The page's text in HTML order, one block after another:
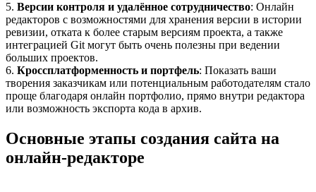
5. Версии контроля и удалённое сотрудничество: Онлайн
редакторов с возможностями для хранения версии в истории
ревизии, отката к более старым версиям проекта, а также
интеграцией Git могут быть очень полезны при ведении
больших проектов.
6. Кроссплатформенность и портфель: Показать ваши
творения заказчикам или потенциальным работодателям стало
проще благодаря онлайн портфолио, прямо внутри редактора
или возможность экспорта кода в архив.
Основные этапы создания сайта на
онлайн-редакторе